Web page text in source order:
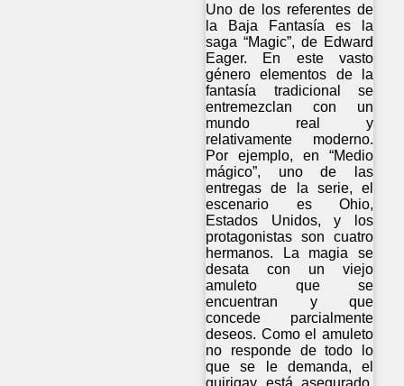
Uno de los referentes de
la Baja Fantasía es la
saga “Magic”, de Edward
Eager. En este vasto
género elementos de la
fantasía tradicional se
entremezclan con un
mundo real y
relativamente moderno.
Por ejemplo, en “Medio
mágico”, uno de las
entregas de la serie, el
escenario es Ohio,
Estados Unidos, y los
protagonistas son cuatro
hermanos. La magia se
desata con un viejo
amuleto que se
encuentran y que
concede parcialmente
deseos. Como el amuleto
no responde de todo lo
que se le demanda, el
guirigay está asegurado.